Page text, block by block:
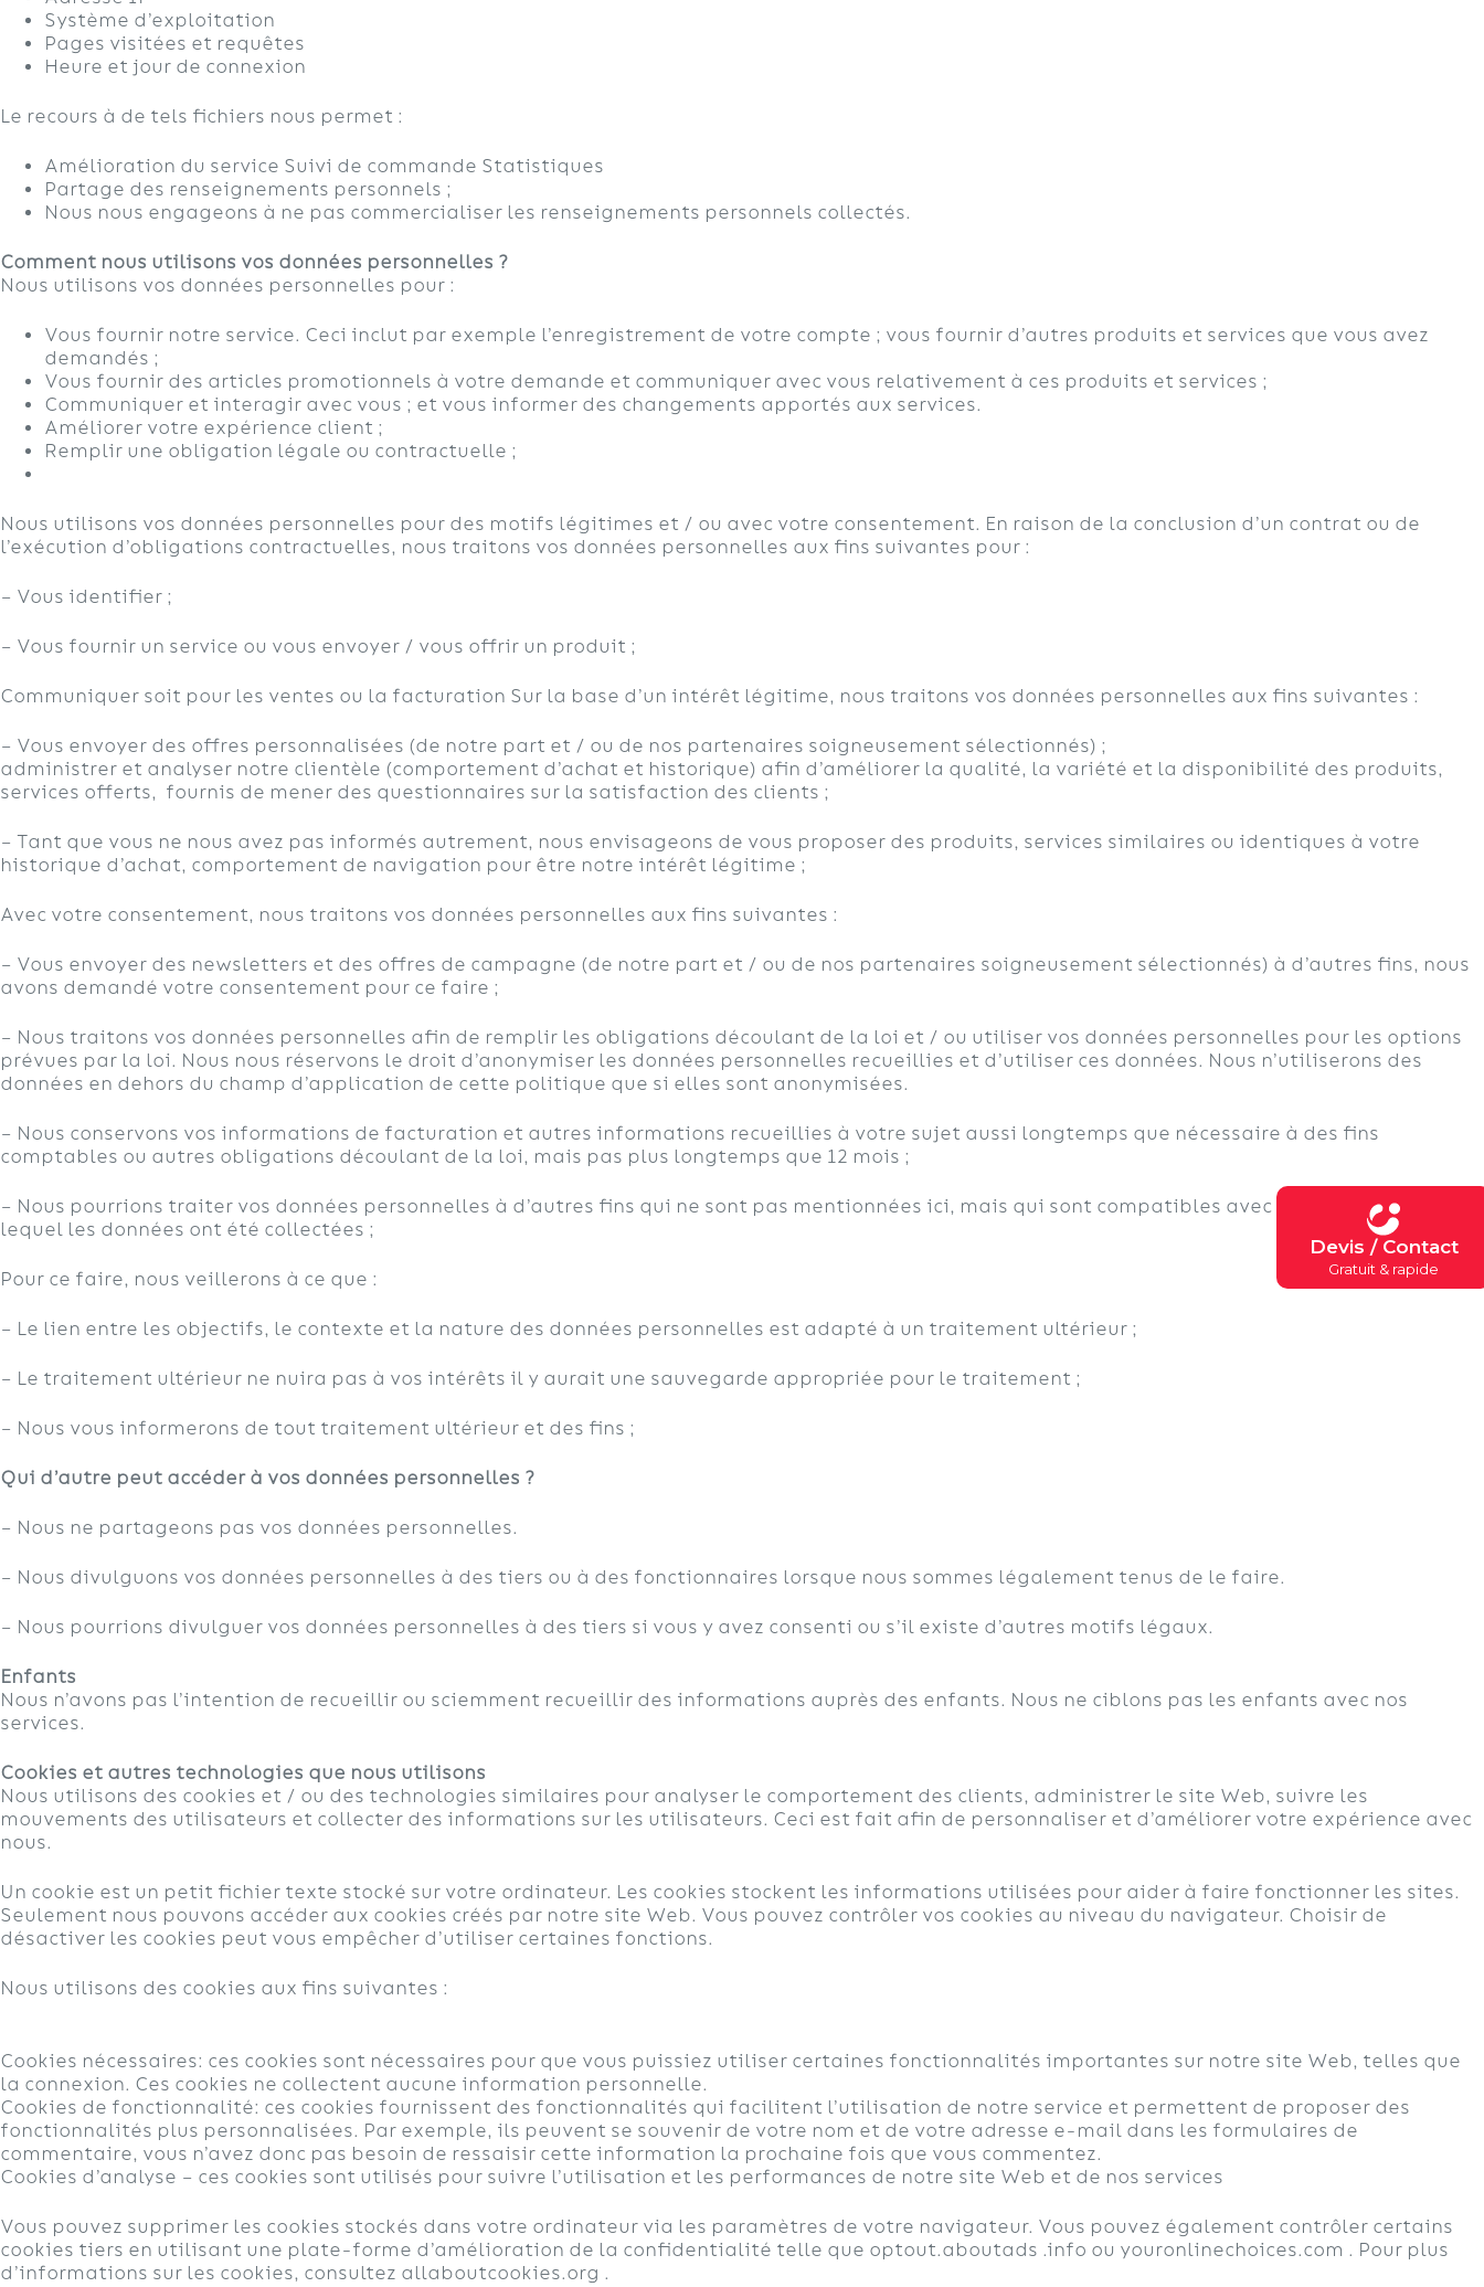
Système d’exploitation
Pages visitées et requêtes
Heure et jour de connexion
Le recours à de tels fichiers nous permet :
Amélioration du service Suivi de commande Statistiques
Partage des renseignements personnels ;
Nous nous engageons à ne pas commercialiser les renseignements personnels collectés.
Comment nous utilisons vos données personnelles ?
Nous utilisons vos données personnelles pour :
Vous fournir notre service. Ceci inclut par exemple l’enregistrement de votre compte ; vous fournir d’autres produits et services que vous avez
demandés ;
Vous fournir des articles promotionnels à votre demande et communiquer avec vous relativement à ces produits et services ;
Communiquer et interagir avec vous ; et vous informer des changements apportés aux services.
Améliorer votre expérience client ;
Remplir une obligation légale ou contractuelle ;
Nous utilisons vos données personnelles pour des motifs légitimes et / ou avec votre consentement. En raison de la conclusion d’un contrat ou de
l’exécution d’obligations contractuelles, nous traitons vos données personnelles aux fins suivantes pour :
– Vous identifier ;
– Vous fournir un service ou vous envoyer / vous offrir un produit ;
Communiquer soit pour les ventes ou la facturation Sur la base d’un intérêt légitime, nous traitons vos données personnelles aux fins suivantes :
– Vous envoyer des offres personnalisées (de notre part et / ou de nos partenaires soigneusement sélectionnés) ;
administrer et analyser notre clientèle (comportement d’achat et historique) afin d’améliorer la qualité, la variété et la disponibilité des produits,
services offerts, fournis de mener des questionnaires sur la satisfaction des clients ;
– Tant que vous ne nous avez pas informés autrement, nous envisageons de vous proposer des produits, services similaires ou identiques à votre
historique d’achat, comportement de navigation pour être notre intérêt légitime ;
Avec votre consentement, nous traitons vos données personnelles aux fins suivantes :
– Vous envoyer des newsletters et des offres de campagne (de notre part et / ou de nos partenaires soigneusement sélectionnés) à d’autres fins, nous
avons demandé votre consentement pour ce faire ;
– Nous traitons vos données personnelles afin de remplir les obligations découlant de la loi et / ou utiliser vos données personnelles pour les options
prévues par la loi. Nous nous réservons le droit d’anonymiser les données personnelles recueillies et d’utiliser ces données. Nous n’utiliserons des
données en dehors du champ d’application de cette politique que si elles sont anonymisées.
– Nous conservons vos informations de facturation et autres informations recueillies à votre sujet aussi longtemps que nécessaire à des fins
comptables ou autres obligations découlant de la loi, mais pas plus longtemps que 12 mois ;
– Nous pourrions traiter vos données personnelles à d’autres fins qui ne sont pas mentionnées ici, mais qui sont compatibles avec l’objectif initial pour
lequel les données ont été collectées ;
Pour ce faire, nous veillerons à ce que :
– Le lien entre les objectifs, le contexte et la nature des données personnelles est adapté à un traitement ultérieur ;
– Le traitement ultérieur ne nuira pas à vos intérêts il y aurait une sauvegarde appropriée pour le traitement ;
– Nous vous informerons de tout traitement ultérieur et des fins ;
Qui d’autre peut accéderà vos données personnelles ?
– Nous ne partageons pas vos données personnelles.
– Nous divulguons vos données personnelles à des tiers ou à des fonctionnaires lorsque nous sommes légalement tenus de le faire.
– Nous pourrions divulguer vos données personnelles à des tiers si vous y avez consenti ou s’il existe d’autres motifs légaux.
Enfants
Nous n’avons pas l’intention de recueillir ou sciemment recueillir des informations auprès des enfants. Nous ne ciblons pas les enfants avec nos
services.
Cookies et autres technologies que nous utilisons
Nous utilisons des cookies et / ou des technologies similaires pour analyser le comportement des clients, administrer le site Web, suivre les
mouvements des utilisateurs et collecter des informations sur les utilisateurs. Ceci est fait afin de personnaliser et d’améliorer votre expérience avec
nous.
Un cookie est un petit fichier texte stocké sur votre ordinateur. Les cookies stockent les informations utilisées pour aider à faire fonctionner les sites.
Seulement nous pouvons accéder aux cookies créés par notre site Web. Vous pouvez contrôler vos cookies au niveau du navigateur. Choisir de
désactiver les cookies peut vous empêcher d’utiliser certaines fonctions.
Nous utilisons des cookies aux fins suivantes :
Cookies nécessaires: ces cookies sont nécessaires pour que vous puissiez utiliser certaines fonctionnalités importantes sur notre site Web, telles que
la connexion. Ces cookies ne collectent aucune information personnelle.
Cookies de fonctionnalité: ces cookies fournissent des fonctionnalités qui facilitent l’utilisation de notre service et permettent de proposer des
fonctionnalités plus personnalisées. Par exemple, ils peuvent se souvenir de votre nom et de votre adresse e-mail dans les formulaires de
commentaire, vous n’avez donc pas besoin de ressaisir cette information la prochaine fois que vous commentez.
Cookies d’analyse – ces cookies sont utilisés pour suivre l’utilisation et les performances de notre site Web et de nos services
Vous pouvez supprimer les cookies stockés dans votre ordinateur via les paramètres de votre navigateur. Vous pouvez également contrôler certains
cookies tiers en utilisant une plate-forme d’amélioration de la confidentialité telle que optout.aboutads .info ou youronlinechoices.com . Pour plus
d’informations sur les cookies, consultez allaboutcookies.org .
Devis / Contact
Gratuit & rapide